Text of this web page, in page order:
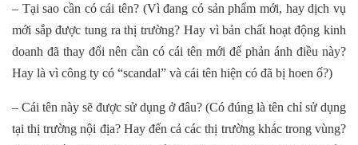
– Tại sao cần có cái tên? (Vì đang có sản phẩm mới, hay dịch vụ
mới sắp được tung ra thị trường? Hay vì bản chất hoạt động kinh
doanh đã thay đổi nên cần có cái tên mới để phản ánh điều này?
Hay là vì công ty có “scandal” và cái tên hiện có đã bị hoen ố?)
– Cái tên này sẽ được sử dụng ở đâu? (Có đúng là tên chỉ sử dụng
tại thị trường nội địa? Hay đến cả các thị trường khác trong vùng?